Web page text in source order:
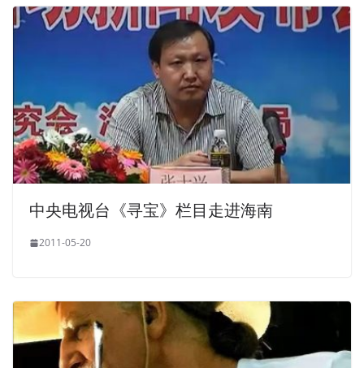
中央电视台《寻宝》栏目走进海南
2011-05-20